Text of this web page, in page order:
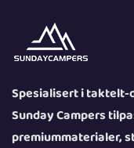
Spesialisert i taktelt-
Sunday Campers
premiummaterialer,